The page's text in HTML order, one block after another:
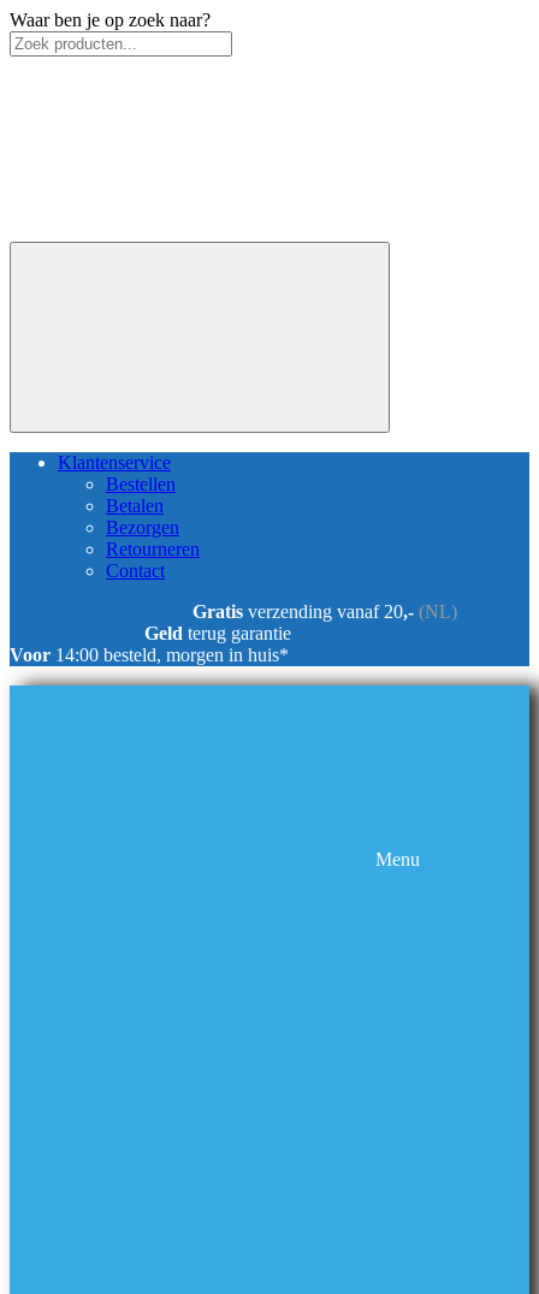
Waar ben je op zoek naar?
Klantenservice
Bestellen
Betalen
Bezorgen
Retourneren
Contact
Gratis verzending vanaf 20,- (NL)
Geld terug garantie
Voor 14:00 besteld, morgen in huis*
Menu